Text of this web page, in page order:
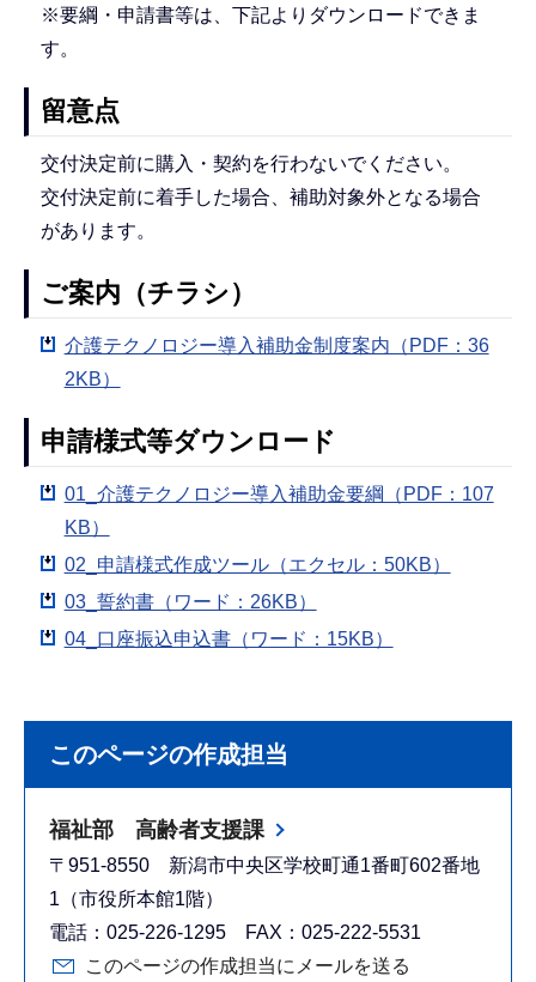
※要綱・申請書等は、下記よりダウンロードできま
す。
留意点
交付決定前に購入・契約を行わないでください。
交付決定前に着手した場合、補助対象外となる場合
があります。
ご案内（チラシ）
介護テクノロジー導入補助金制度案内（PDF：36
2KB）
申請様式等ダウンロード
01_介護テクノロジー導入補助金要綱（PDF：107
KB）
02_申請様式作成ツール（エクセル：50KB）
03_誓約書（ワード：26KB）
04_口座振込申込書（ワード：15KB）
このページの作成担当
福祉部 高齢者支援課
〒951-8550 新潟市中央区学校町通1番町602番地
1（市役所本館1階）
電話：025-226-1295 FAX：025-222-5531
このページの作成担当にメールを送る